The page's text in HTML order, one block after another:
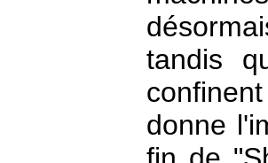
tandis
donne